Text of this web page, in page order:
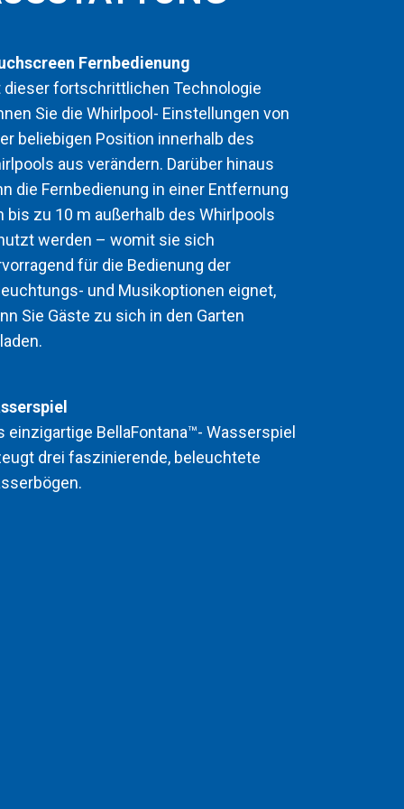
Fernbedienung
dieser fortschrittlichen Technologie
Sie die Whirlpool- Einstellungen von
beliebigen Position innerhalb des
aus verändern. Darüber hinaus
die Fernbedienung in einer Entfernung
bis zu 10 m außerhalb des Whirlpools
werden – womit sie sich
für die Bedienung der
und Musikoptionen eignet,
Sie Gäste zu sich in den Garten
einzigartige BellaFontana™- Wasserspiel
drei faszinierende, beleuchtete